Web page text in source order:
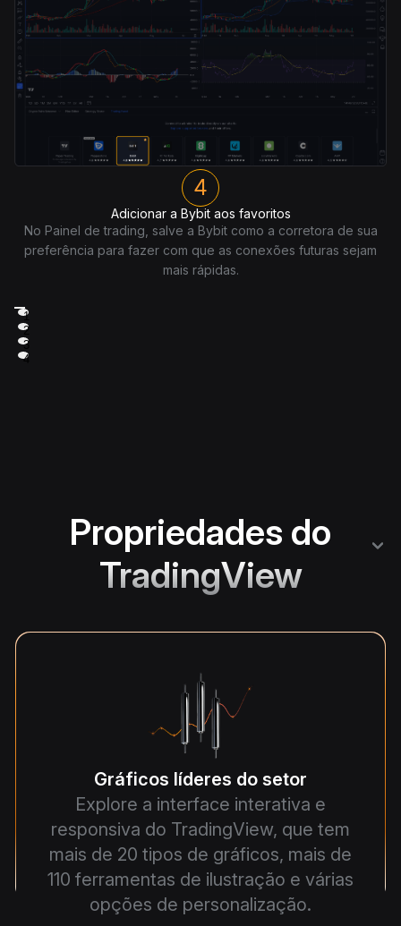
4
Adicionar a Bybit aos favoritos
No Painel de trading, salve a Bybit como a corretora de sua
preferência para fazer com que as conexões futuras sejam
mais rápidas.
1
2
3
4
Propriedades do
TradingView
Gráficos líderes do setor
Explore a interface interativa e
responsiva do TradingView, que tem
mais de 20 tipos de gráficos, mais de
110 ferramentas de ilustração e várias
opções de personalização.